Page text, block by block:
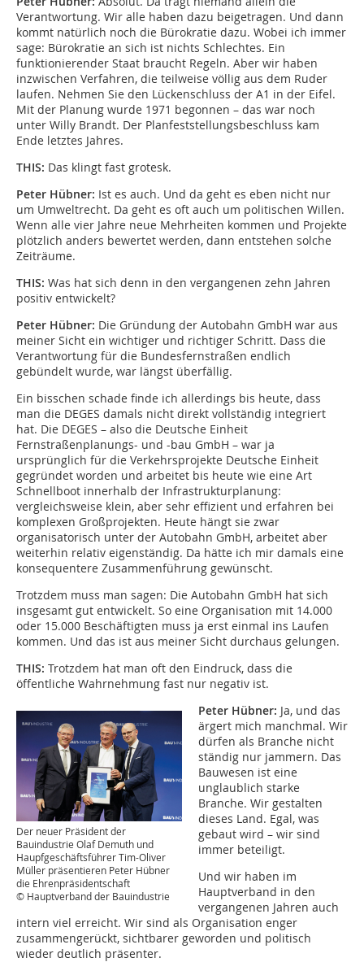
Verantwortung. Wir alle haben dazu beigetragen. Und dann
kommt natürlich noch die Bürokratie dazu. Wobei ich immer
sage: Bürokratie an sich ist nichts Schlechtes. Ein
funktionierender Staat braucht Regeln. Aber wir haben
inzwischen Verfahren, die teilweise völlig aus dem Ruder
laufen. Nehmen Sie den Lückenschluss der A1 in der Eifel.
Mit der Planung wurde 1971 begonnen – das war noch
unter Willy Brandt. Der Planfeststellungsbeschluss kam
Ende letztes Jahres.
THIS: Das klingt fast grotesk.
Peter Hübner: Ist es auch. Und da geht es eben nicht nur
um Umweltrecht. Da geht es oft auch um politischen Willen.
Wenn alle vier Jahre neue Mehrheiten kommen und Projekte
plötzlich anders bewertet werden, dann entstehen solche
Zeiträume.
THIS: Was hat sich denn in den vergangenen zehn Jahren
positiv entwickelt?
Peter Hübner: Die Gründung der Autobahn GmbH war aus
meiner Sicht ein wichtiger und richtiger Schritt. Dass die
Verantwortung für die Bundesfernstraßen endlich
gebündelt wurde, war längst überfällig.
Ein bisschen schade finde ich allerdings bis heute, dass
man die DEGES damals nicht direkt vollständig integriert
hat. Die DEGES – also die Deutsche Einheit
Fernstraßenplanungs- und -bau GmbH – war ja
ursprünglich für die Verkehrsprojekte Deutsche Einheit
gegründet worden und arbeitet bis heute wie eine Art
Schnellboot innerhalb der Infrastrukturplanung:
vergleichsweise klein, aber sehr effizient und erfahren bei
komplexen Großprojekten. Heute hängt sie zwar
organisatorisch unter der Autobahn GmbH, arbeitet aber
weiterhin relativ eigenständig. Da hätte ich mir damals eine
konsequentere Zusammenführung gewünscht.
Trotzdem muss man sagen: Die Autobahn GmbH hat sich
insgesamt gut entwickelt. So eine Organisation mit 14.000
oder 15.000 Beschäftigten muss ja erst einmal ins Laufen
kommen. Und das ist aus meiner Sicht durchaus gelungen.
THIS: Trotzdem hat man oft den Eindruck, dass die
öffentliche Wahrnehmung fast nur negativ ist.
Der neuer Präsident der
Bauindustrie Olaf Demuth und
Haupfgeschäftsführer Tim-Oliver
Müller präsentieren Peter Hübner
die Ehrenpräsidentschaft
© Hauptverband der Bauindustrie
Peter Hübner: Ja, und das
ärgert mich manchmal. Wir
dürfen als Branche nicht
ständig nur jammern. Das
Bauwesen ist eine
unglaublich starke
Branche. Wir gestalten
dieses Land. Egal, was
gebaut wird – wir sind
immer beteiligt.
Und wir haben im
Hauptverband in den
vergangenen Jahren auch
intern viel erreicht. Wir sind als Organisation enger
zusammengerückt, sichtbarer geworden und politisch
wieder deutlich präsenter.